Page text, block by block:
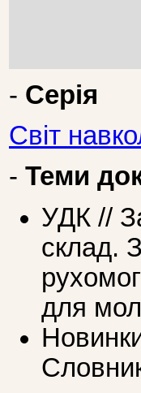
- Серія
Світ
- Теми
УДК //
склад.
для